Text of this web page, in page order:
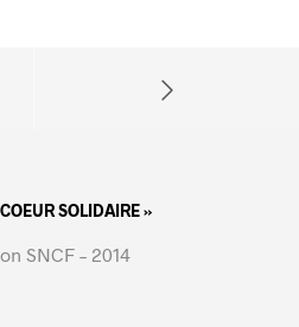
SOLIDAIRE »
SNCF – 2014